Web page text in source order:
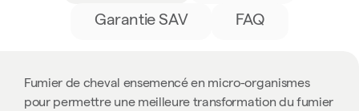
Garantie SAV FAQ
Fumier de cheval ensemencé en micro-organismes
pour permettre une meilleure transformation du fumier